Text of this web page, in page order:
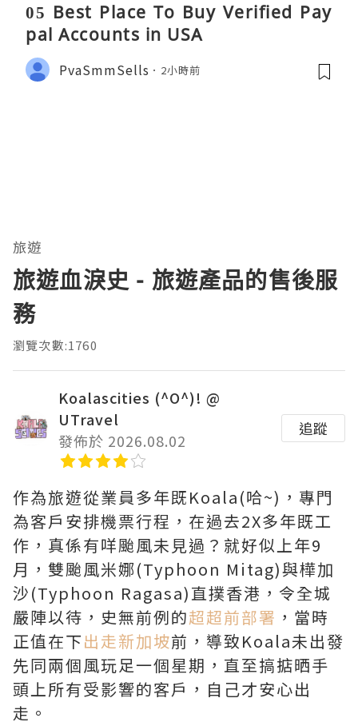
05 Best Place To Buy Verified Pay
pal Accounts in USA
PvaSmmSells 2小時前
旅遊
旅遊血淚史 - 旅遊產品的售後服
務
瀏覽次數:1760
Koalascities (^O^)! @
UTravel
發佈於 2026.08.02
追蹤
作為旅遊從業員多年既Koala(哈~)，專門
為客戶安排機票行程，在過去2X多年既工
作，真係有咩颱風未見過？就好似上年9
月，雙颱風米娜(Typhoon Mitag)與樺加
沙(Typhoon Ragasa)直撲香港，令全城
嚴陣以待，史無前例的超超前部署 ，當時
正值在下出走新加坡前，導致Koala未出發
先同兩個風玩足一個星期，直至搞掂晒手
頭上所有受影響的客戶，自己才安心出
走。